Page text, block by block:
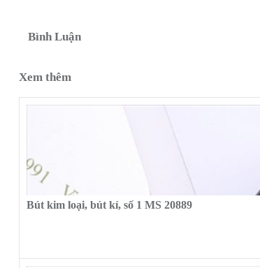
Bình Luận
Xem thêm
Bút kim loại, bút kí, số 1 MS 20889